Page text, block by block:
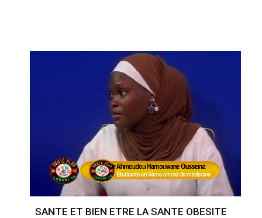
SANTE ET BIEN ETRE LA SANTE OBESITE